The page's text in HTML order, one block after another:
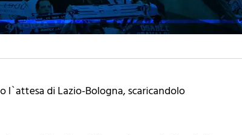
l`attesa di Lazio-Bologna, scaricandolo